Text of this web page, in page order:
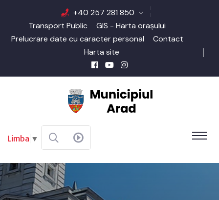
+40 257 281 850
Transport Public
GIS - Harta orașului
Prelucrare date cu caracter personal
Contact
Harta site
Limba ▼